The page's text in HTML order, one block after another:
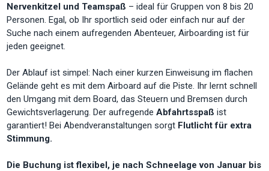
Nervenkitzel und Teamspaß – ideal für Gruppen von 8 bis 20
Personen. Egal, ob Ihr sportlich seid oder einfach nur auf der
Suche nach einem aufregenden Abenteuer, Airboarding ist für
jeden geeignet.
Der Ablauf ist simpel: Nach einer kurzen Einweisung im flachen
Gelände geht es mit dem Airboard auf die Piste. Ihr lernt schnell
den Umgang mit dem Board, das Steuern und Bremsen durch
Gewichtsverlagerung. Der aufregendeAbfahrtsspaßist
garantiert! Bei Abendveranstaltungen sorgt Flutlicht für extra
Stimmung.
Die Buchung ist flexibel, je nach Schneelage von Januar bis